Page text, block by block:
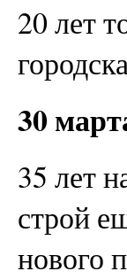
20 лет
30
35 лет
строй
нового